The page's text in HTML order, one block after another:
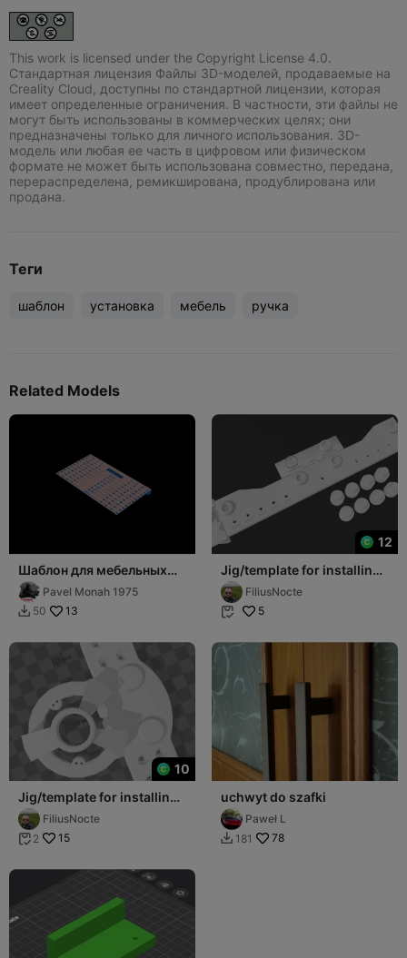
This work is licensed under the Copyright License 4.0.
Стандартная лицензия Файлы 3D-моделей, продаваемые на
Creality Cloud, доступны по стандартной лицензии, которая
имеет определенные ограничения. В частности, эти файлы не
могут быть использованы в коммерческих целях; они
предназначены только для личного использования. 3D-
модель или любая ее часть в цифровом или физическом
формате не может быть использована совместно, передана,
перераспределена, ремикширована, продублирована или
продана.
Теги
шаблон установка мебель ручка
Related Models
Шаблон для мебельных
ручекPavel Monah 1975
 50 13
12
Jig/template for installing
furniture handles
FiliusNocte
 5
10
Jig/template for installing
furniture hinges with 35
mm bowl
FiliusNocte
 2 15
uchwyt do szafki
Paweł L
 181 78